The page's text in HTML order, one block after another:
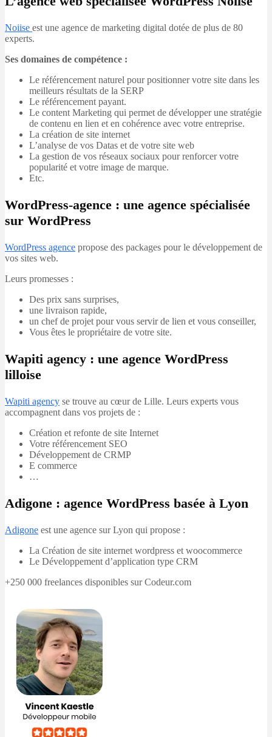
Noiise est une agence de marketing digital dotée de plus de 80
experts.
Ses domaines de compétence :
Le référencement naturel pour positionner votre site dans les
meilleurs résultats de la SERP
Le référencement payant.
Le content Marketing qui permet de développer une stratégie
de contenu en lien et en cohérence avec votre entreprise.
La création de site internet
L’analyse de vos Datas et de votre site web
La gestion de vos réseaux sociaux pour renforcer votre
popularité et votre image de marque.
Etc.
WordPress-agence : une agence spécialisée
sur WordPress
WordPress agence propose des packages pour le développement de
vos sites web.
Leurs promesses :
Des prix sans surprises,
une livraison rapide,
un chef de projet pour vous servir de lien et vous conseiller,
Vous êtes le propriétaire de votre site.
Wapiti agency : une agence WordPress
lilloise
Wapiti agency se trouve au cœur de Lille. Leurs experts vous
accompagnent dans vos projets de :
Création et refonte de site Internet
Votre référencement SEO
Développement de CRMP
E commerce
…
Adigone : agence WordPress basée à Lyon
Adigone est une agence sur Lyon qui propose :
La Création de site internet wordpress et woocommerce
Le Développement d’application type CRM
+250 000 freelances disponibles sur Codeur.com